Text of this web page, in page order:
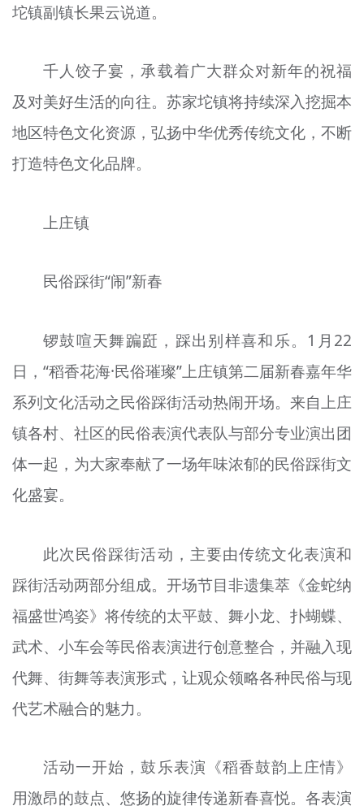
坨镇副镇长果云说道。
千人饺子宴，承载着广大群众对新年的祝福
及对美好生活的向往。苏家坨镇将持续深入挖掘本
地区特色文化资源，弘扬中华优秀传统文化，不断
打造特色文化品牌。
上庄镇
民俗踩街“闹”新春
锣鼓喧天舞蹁跹，踩出别样喜和乐。1月22
日，“稻香花海·民俗璀璨”上庄镇第二届新春嘉年华
系列文化活动之民俗踩街活动热闹开场。来自上庄
镇各村、社区的民俗表演代表队与部分专业演出团
体一起，为大家奉献了一场年味浓郁的民俗踩街文
化盛宴。
此次民俗踩街活动，主要由传统文化表演和
踩街活动两部分组成。开场节目非遗集萃《金蛇纳
福盛世鸿姿》将传统的太平鼓、舞小龙、扑蝴蝶、
武术、小车会等民俗表演进行创意整合，并融入现
代舞、街舞等表演形式，让观众领略各种民俗与现
代艺术融合的魅力。
活动一开始，鼓乐表演《稻香鼓韵上庄情》
用激昂的鼓点、悠扬的旋律传递新春喜悦。各表演